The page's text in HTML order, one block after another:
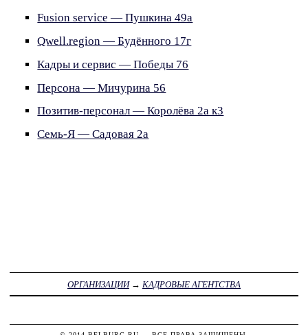
Fusion service — Пушкина 49а
Qwell.region — Будённого 17г
Кадры и сервис — Победы 76
Персона — Мичурина 56
Позитив-персонал — Королёва 2а к3
Семь-Я — Садовая 2а
ОРГАНИЗАЦИИ→ КАДРОВЫЕ АГЕНТСТВА